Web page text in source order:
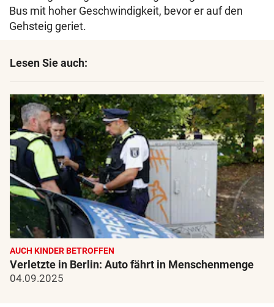
Bus mit hoher Geschwindigkeit, bevor er auf den
Gehsteig geriet.
Lesen Sie auch:
AUCH KINDER BETROFFEN
Verletzte in Berlin: Auto fährt in Menschenmenge
04.09.2025